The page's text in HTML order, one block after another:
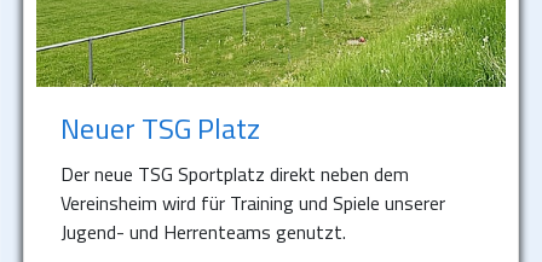
Neuer TSG Platz
Der neue TSG Sportplatz direkt neben dem
Vereinsheim wird für Training und Spiele unserer
Jugend- und Herrenteams genutzt.